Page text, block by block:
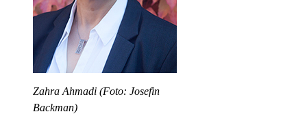
Zahra Ahmadi (Foto: Josefin
Backman)